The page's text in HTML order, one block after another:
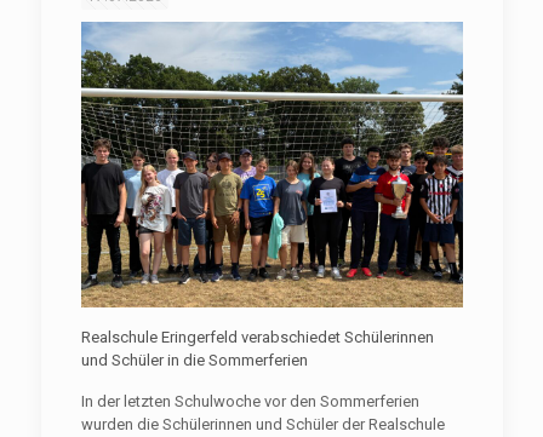
Realschule Eringerfeld verabschiedet Schülerinnen
und Schüler in die Sommerferien
In der letzten Schulwoche vor den Sommerferien
wurden die Schülerinnen und Schüler der Realschule